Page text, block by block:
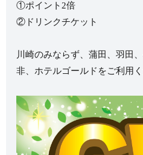
①ポイント2倍
②ドリンクチケット
川崎のみならず、蒲田、羽田
非、ホテルゴールドをご利用く